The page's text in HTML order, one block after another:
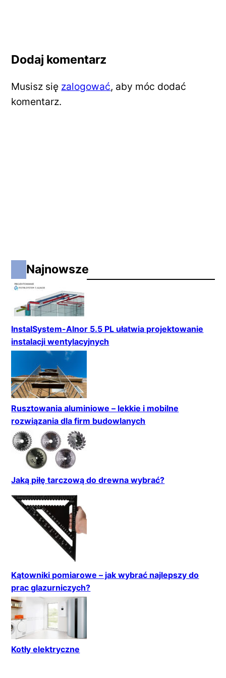
Dodaj komentarz
Musisz się zalogować, aby móc dodać
komentarz.
Najnowsze
InstalSystem-Alnor 5.5 PL ułatwia projektowanie
instalacji wentylacyjnych
Rusztowania aluminiowe – lekkie i mobilne
rozwiązania dla firm budowlanych
Jaką piłę tarczową do drewna wybrać?
Kątowniki pomiarowe – jak wybrać najlepszy do
prac glazurniczych?
Kotły elektryczne